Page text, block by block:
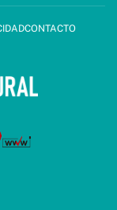
CONTACTO